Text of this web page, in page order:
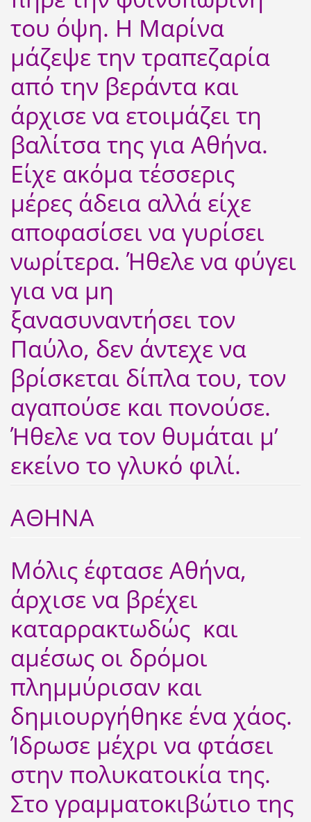
του όψη. Η Μαρίνα
μάζεψε την τραπεζαρία
από την βεράντα και
άρχισε να ετοιμάζει τη
βαλίτσα της για Αθήνα.
Είχε ακόμα τέσσερις
μέρες άδεια αλλά είχε
αποφασίσει να γυρίσει
νωρίτερα. Ήθελε να φύγει
για να μη
ξανασυναντήσει τον
Παύλο, δεν άντεχε να
βρίσκεται δίπλα του, τον
αγαπούσε και πονούσε.
Ήθελε να τον θυμάται μ’
εκείνο το γλυκό φιλί.
ΑΘΗΝΑ
Μόλις έφτασε Αθήνα,
άρχισε να βρέχει
καταρρακτωδώς και
αμέσως οι δρόμοι
πλημμύρισαν και
δημιουργήθηκε ένα χάος.
Ίδρωσε μέχρι να φτάσει
στην πολυκατοικία της.
Στο γραμματοκιβώτιο της